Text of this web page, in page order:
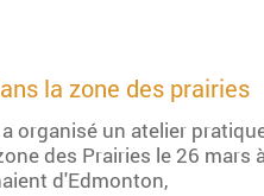
la zone des prairies
organisé un atelier
des Prairies le 26 mars
d'Edmonton,